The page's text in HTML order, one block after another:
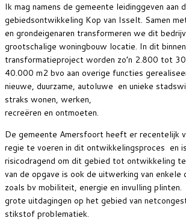
Ik mag namens de gemeente leidinggeven aan
gebiedsontwikkeling Kop van Isselt. Samen
en grondeigenaren transformeren we dit
grootschalige woningbouw locatie. In dit
transformatieproject worden zo’n 2.800 tot
40.000 m2 bvo aan overige functies
nieuwe, duurzame, autoluwe en unieke
straks wonen, werken,
recreëren en ontmoeten.
De gemeente Amersfoort heeft er recentelijk
regie te voeren in dit ontwikkelingsproces en
risicodragend om dit gebied tot ontwikkeling
van de opgave is ook de uitwerking van
zoals bv mobiliteit, energie en invulling plinten.
grote uitdagingen op het gebied van
stikstof problematiek.